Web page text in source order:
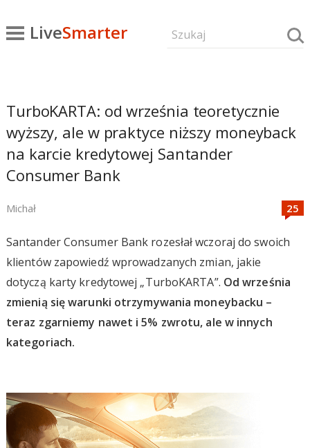
LiveSmarter
TurboKARTA: od września teoretycznie
wyższy, ale w praktyce niższy moneyback
na karcie kredytowej Santander
Consumer Bank
Michał
Santander Consumer Bank rozesłał wczoraj do swoich
klientów zapowiedź wprowadzanych zmian, jakie
dotyczą karty kredytowej „TurboKARTA”. Od września
zmienią się warunki otrzymywania moneybacku –
teraz zgarniemy nawet i 5% zwrotu, ale w innych
kategoriach.